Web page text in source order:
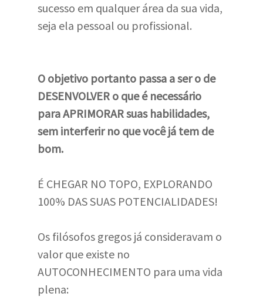
sucesso em qualquer área da sua vida,
seja ela pessoal ou profissional.
O objetivo portanto passa a ser o de
DESENVOLVER o que é necessário
para APRIMORAR suas habilidades,
sem interferir no que você já tem de
bom.
É CHEGAR NO TOPO, EXPLORANDO
100% DAS SUAS POTENCIALIDADES!
Os filósofos gregos já consideravam o
valor que existe no
AUTOCONHECIMENTO para uma vida
plena: